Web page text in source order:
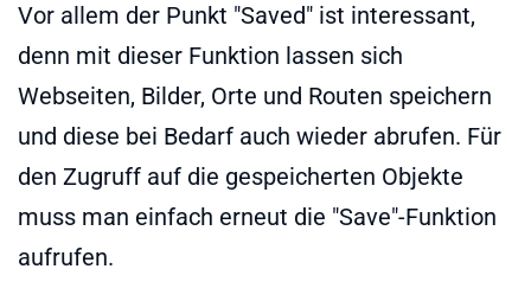
Vor allem der Punkt "Saved" ist interessant,
denn mit dieser Funktion lassen sich
Webseiten, Bilder, Orte und Routen speichern
und diese bei Bedarf auch wieder abrufen. Für
den Zugruff auf die gespeicherten Objekte
muss man einfach erneut die "Save"-Funktion
aufrufen.